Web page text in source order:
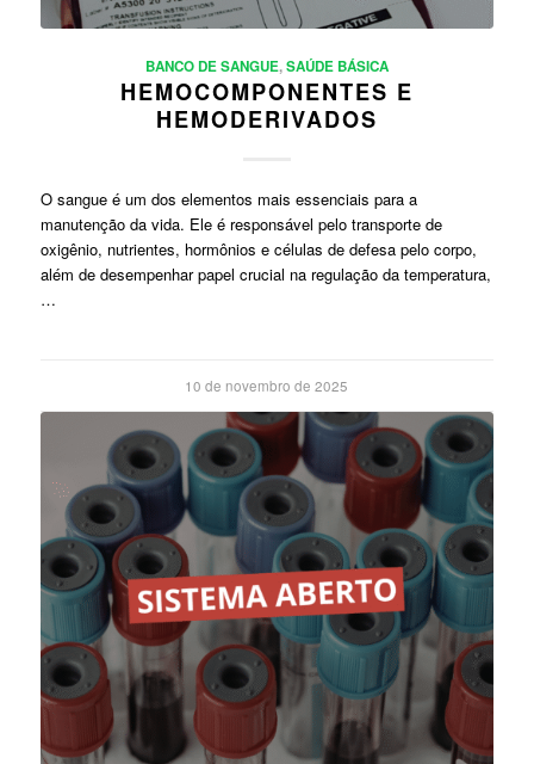
BANCO DE SANGUE,SAÚDE BÁSICA
HEMOCOMPONENTES E
HEMODERIVADOS
O sangue é um dos elementos mais essenciais para a
manutenção da vida. Ele é responsável pelo transporte de
oxigênio, nutrientes, hormônios e células de defesa pelo corpo,
além de desempenhar papel crucial na regulação da temperatura,
…
10 de novembro de 2025